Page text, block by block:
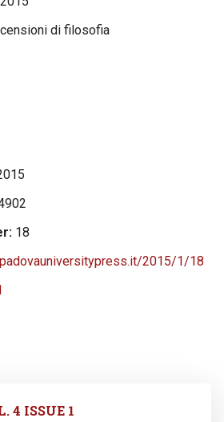
di filosofia
18
2015/1/18
4 ISSUE 1